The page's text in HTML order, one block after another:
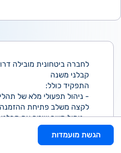
לחברה ביטחונית מובילה
קבלני משנה
התפקיד כולל:
- ניהול תפעולי מלא של
לקצה משלב פתיחת ההזמנה
- ניהול קשר שוטף עם
המכניקה, כולל פיקוח על
- מעקב שוטף אחר
הגשת מועמדות